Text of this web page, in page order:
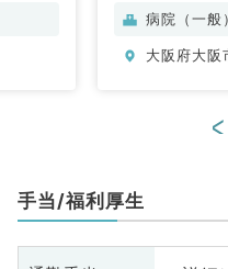
病院（一般
大阪府大阪
<
手当/福利厚生